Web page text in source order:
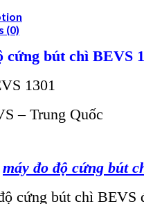
(0)
cứng bút chì BEVS
1301
– Trung Quốc
máy đo độ cứng bút
cứng bút chì BEVS